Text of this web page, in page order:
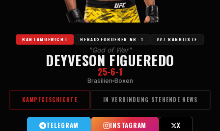
BANTAMGEWICHT HERAUSFORDERER NR. 1 ##7 RANGLISTE
"God of War"
DEYVESON FIGUEREDO
25-6-1
Brasilien Boxen
KAMPFGESCHICHTE IN VERBINDUNG STEHENDE NEWS
TELEGRAM INSTAGRAM X